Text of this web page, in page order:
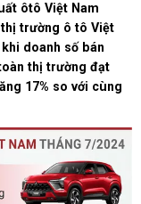
ôtô Việt Nam
trường ô tô Việt
doanh số bán
thị trường đạt
17% so với cùng